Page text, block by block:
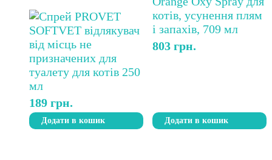
189 грн.
Додати в кошик
803грн.
Додати в кошик